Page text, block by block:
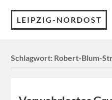
LEIPZIG-NORDOST
Schlagwort: Robert-Blum-